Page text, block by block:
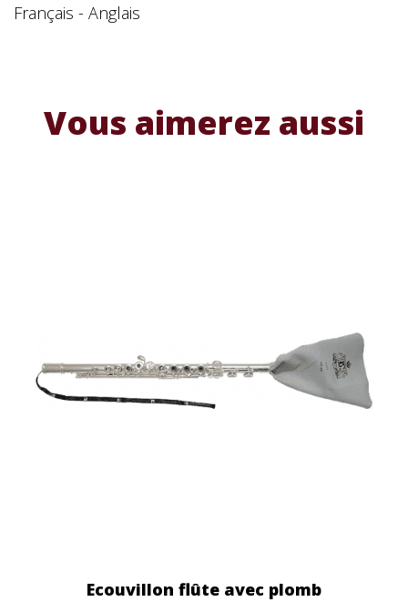
Français - Anglais
Vous aimerez aussi
Ecouvillon flûte avec plomb